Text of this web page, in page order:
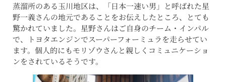
蒸溜所のある玉川地区は、「日本一速い男」と呼ばれた星
野一義さんの地元であることをお伝えしたところ、とても
驚かれていました。星野さんはご自身のチーム・インパル
で、トヨタエンジンでスーパーフォーミュラを走らせてい
ます。個人的にもモリゾウさんと親しくコミュニケーショ
ンをされているそうです。